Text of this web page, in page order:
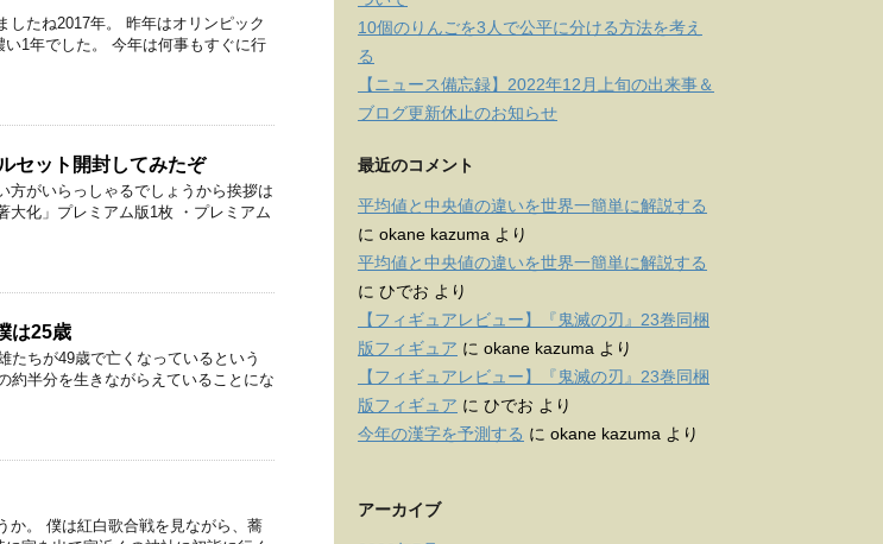
したね2017年。 昨年はオリンピック
1年でした。 今年は何事もすぐに行
セット開封してみたぞ
方がいらっしゃるでしょうから挨拶は
大化」プレミアム版1枚 ・プレミアム
は25歳
たちが49歳で亡くなっているという
約半分を生きながらえていることにな
か。 僕は紅白歌合戦を見ながら、蕎
10個のりんごを3人で公平に分ける方法を考え
る
【ニュース備忘録】2022年12月上旬の出来事＆
ブログ更新休止のお知らせ
最近のコメント
平均値と中央値の違いを世界一簡単に解説する
に okane kazuma より
平均値と中央値の違いを世界一簡単に解説する
に ひでお より
【フィギュアレビュー】『鬼滅の刃』23巻同梱
版フィギュア に okane kazuma より
【フィギュアレビュー】『鬼滅の刃』23巻同梱
版フィギュア に ひでお より
今年の漢字を予測する に okane kazuma より
アーカイブ